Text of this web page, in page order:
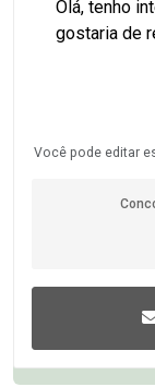
Você pode editar